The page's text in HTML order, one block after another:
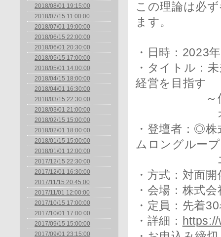
2018/08/01 19:15:00
2018/07/15 11:00:00
2018/07/01 19:00:00
2018/06/15 22:00:00
2018/06/01 20:30:00
2018/05/15 17:00:00
2018/05/01 14:00:00
2018/04/15 18:00:00
2018/04/01 16:30:00
2018/03/15 22:30:00
2018/03/01 21:00:00
2018/02/15 15:00:00
2018/02/01 18:00:00
2018/01/15 15:00:00
2018/01/01 12:00:00
2017/12/15 22:30:00
2017/12/01 16:30:00
2017/11/15 20:45:00
2017/11/01 12:00:00
2017/10/15 17:00:00
2017/10/01 17:00:00
2017/09/15 15:00:00
2017/09/01 23:15:00
この理論は必
ます。
・日時：2023
・タイトル：
経営を目指す
～個人と社
オムロン
・登壇者：◎
ムロングルー
エグゼク
・方式：対面開
・会場：株式
・定員：先着
・詳細：